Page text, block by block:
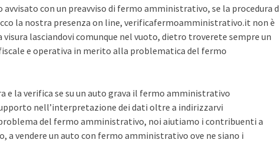
con un preavviso di fermo amministrativo, se la procedura
la nostra presenza on line, verificafermoamministrativo.it non è
lasciandovi comunque nel vuoto, dietro troverete sempre un
e operativa in merito alla problematica del fermo
e la verifica se su un auto grava il fermo amministrativo
nell’interpretazione dei dati oltre a indirizzarvi
del fermo amministrativo, noi aiutiamo i contribuenti a
vendere un auto con fermo amministrativo ove ne siano i